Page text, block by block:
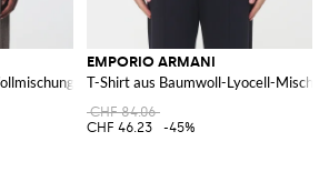
EMPORIO ARMANI
T-Shirt aus Baumwoll-Lyocell-
CHF 84.06
CHF 46.23
-45%